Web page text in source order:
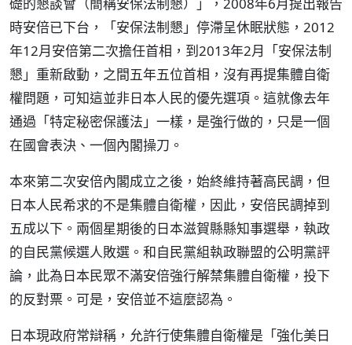
時安倍已下台，「安保法制懇」停滯呈休眠狀態，2012
年12月安倍第二次擔任首相，到2013年2月「安保法制
懇」重新啟動，之間五年五位首相，沒有再提集體自衛
權問題，可知這並非日本人民的優先選項。這就像去年
通過「特定秘密保護法」一樣，是強行做的，只是一個
在國會表決、一個內閣操刀。
本來第二次安倍內閣成立之後，始終維持著高民調，但
日本人民希求的不是集體自衛權，因此，安倍民調掉到
五成以下。兩個星期後的日本滋賀縣縣知事選舉，執政
的自民黨候選人敗選。和自民黨組執政聯盟的公明黨評
論，此為日本民眾不滿安倍強行解禁集體自衛權，投下
的反對票。可是，安倍並不這麼認為。
日本現政府常辯稱，允許行使集體自衛權是「強化美日